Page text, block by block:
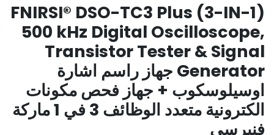
FNIRSI® DSO-TC3 Plus (3-IN-1)
500 kHz Digital Oscilloscope,
Transistor Tester & Signal
Generator جهاز راسم اشارة
اوسيلوسكوب + جهاز فحص مكونات
الكترونية متعدد الوظائف 3 في 1 ماركة
فنيرسي